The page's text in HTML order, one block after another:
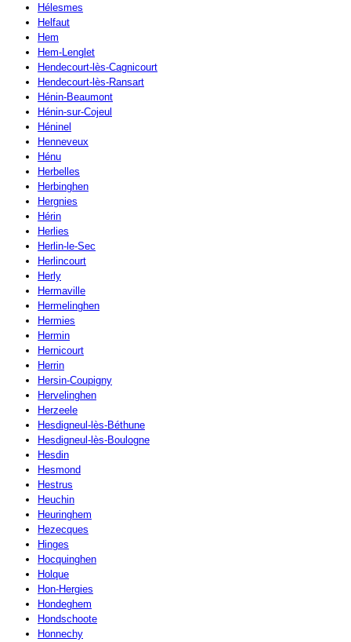
Hélesmes
Helfaut
Hem
Hem-Lenglet
Hendecourt-lès-Cagnicourt
Hendecourt-lès-Ransart
Hénin-Beaumont
Hénin-sur-Cojeul
Héninel
Henneveux
Hénu
Herbelles
Herbinghen
Hergnies
Hérin
Herlies
Herlin-le-Sec
Herlincourt
Herly
Hermaville
Hermelinghen
Hermies
Hermin
Hernicourt
Herrin
Hersin-Coupigny
Hervelinghen
Herzeele
Hesdigneul-lès-Béthune
Hesdigneul-lès-Boulogne
Hesdin
Hesmond
Hestrus
Heuchin
Heuringhem
Hezecques
Hinges
Hocquinghen
Holque
Hon-Hergies
Hondeghem
Hondschoote
Honnechy